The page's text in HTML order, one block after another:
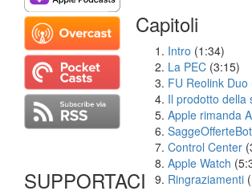
SUPPORTACI
Capitoli
Intro (1:34)
La PEC (3:15)
FU Reolink Duo
Il prodotto della
Apple rimanda
SaggeOfferteBot
Control Center
Apple Watch
Ringraziamenti